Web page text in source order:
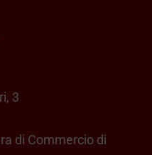
3
di Commercio di